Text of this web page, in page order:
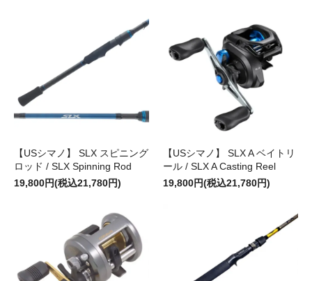
【USシマノ】 SLX スピニング
ロッド / SLX Spinning Rod
19,800円(税込21,780円)
【USシマノ】 SLX A ベイトリ
ール / SLX A Casting Reel
19,800円(税込21,780円)